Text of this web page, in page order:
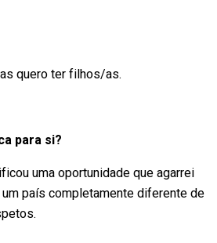
quero ter filhos/as.
para si?
uma oportunidade que agarrei
país completamente diferente de